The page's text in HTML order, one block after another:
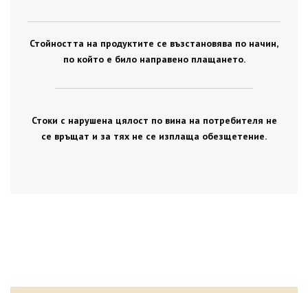
Стойността на продуктите се възстановява по начин,
по който е било направено плащането.
Стоки с нарушена цялост по вина на потребителя не
се връщат и за тях не се изплаща обезщетение.